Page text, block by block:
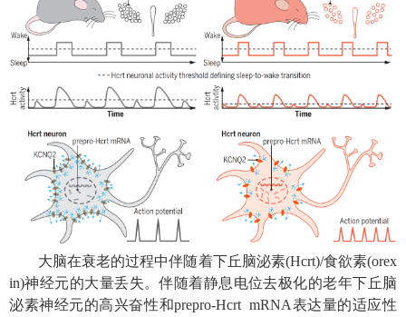
大脑在衰老的过程中伴随着下丘脑泌素(Hcrt)/食欲素(orex
in)神经元的大量丢失。伴随着静息电位去极化的老年下丘脑
泌素神经元的高兴奋性和prepro-Hcrt mRNA表达量的适应性